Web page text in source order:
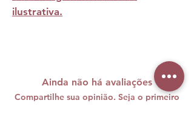
ilustrativa.
Ainda não há avaliações
Compartilhe sua opinião. Seja o primeiro